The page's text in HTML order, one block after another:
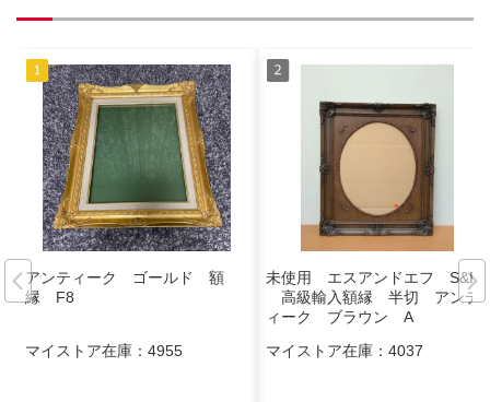
アンティーク ゴールド 額
縁 F8
マイストア在庫： 4955
未使用 エスアンドエフ S&F
高級輸入額縁 半切 アンテ
ィーク ブラウン A
マイストア在庫： 4037